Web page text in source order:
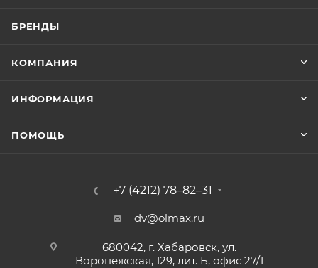
БРЕНДЫ
КОМПАНИЯ
ИНФОРМАЦИЯ
ПОМОЩЬ
+7 (4212) 78–82–31
dv@olmax.ru
680042, г. Хабаровск, ул.
Воронежская, 129, лит. Б, офис 27/1